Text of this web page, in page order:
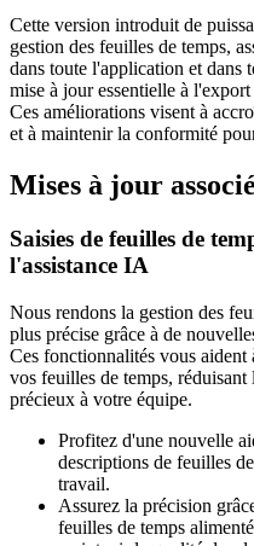
Cette version introduit de
gestion des feuilles de temps,
dans toute l'application et dans
mise à jour essentielle à
Ces améliorations visent à
et à maintenir la conformité
Mises à jour
Saisies de feuilles de
l'assistance IA
Nous rendons la gestion des
plus précise grâce à de
Ces fonctionnalités vous
vos feuilles de temps, réduisant
précieux à votre équipe.
Profitez d'une nouvelle
descriptions de feuilles
travail.
Assurez la précision
feuilles de temps